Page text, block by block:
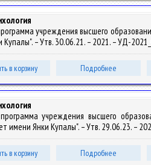
учреждения высшего
Купалы". – Утв. 30.06.21. – 2021. – УД-
в корзину Подробнее
учреждения высшего
имени Янки Купалы". – Утв. 29.06.23. –
в корзину Подробнее